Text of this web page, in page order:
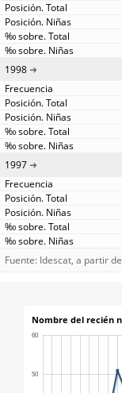
1998
1997
Fuente: Idescat, a partir